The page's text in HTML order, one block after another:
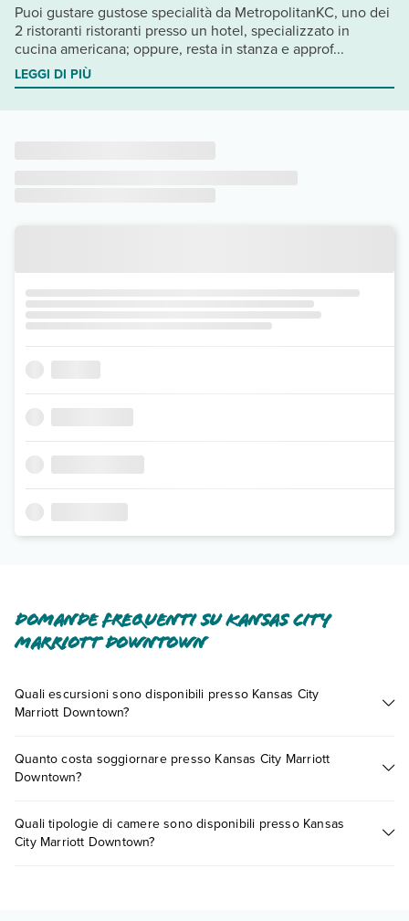
Puoi gustare gustose specialità da MetropolitanKC, uno dei
2 ristoranti ristoranti presso un hotel, specializzato in
cucina americana; oppure, resta in stanza e approf...
LEGGI DI PIÙ
Domande frequenti su Kansas City
Marriott Downtown
Quali escursioni sono disponibili presso Kansas City
Marriott Downtown?
presso Kansas City Marriott Downtown. Scoprile tutte nella
sezione dedicata
Quanto costa soggiornare presso Kansas City Marriott
Downtown?
base a vari fattori (per es. date, condizioni dell'hotel, ecc). Per
consultare i prezzi, compila il motore di ricerca e scegli
Quali tipologie di camere sono disponibili presso Kansas
City Marriott Downtown?